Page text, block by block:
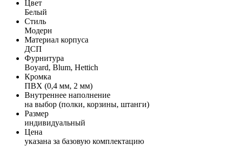
Цвет
Белый
Стиль
Модерн
Материал корпуса
ДСП
Фурнитура
Boyard, Blum, Hettich
Кромка
ПВХ (0,4 мм, 2 мм)
Внутреннее наполнение
на выбор (полки, корзины, штанги)
Размер
индивидуальный
Цена
указана за базовую комплектацию